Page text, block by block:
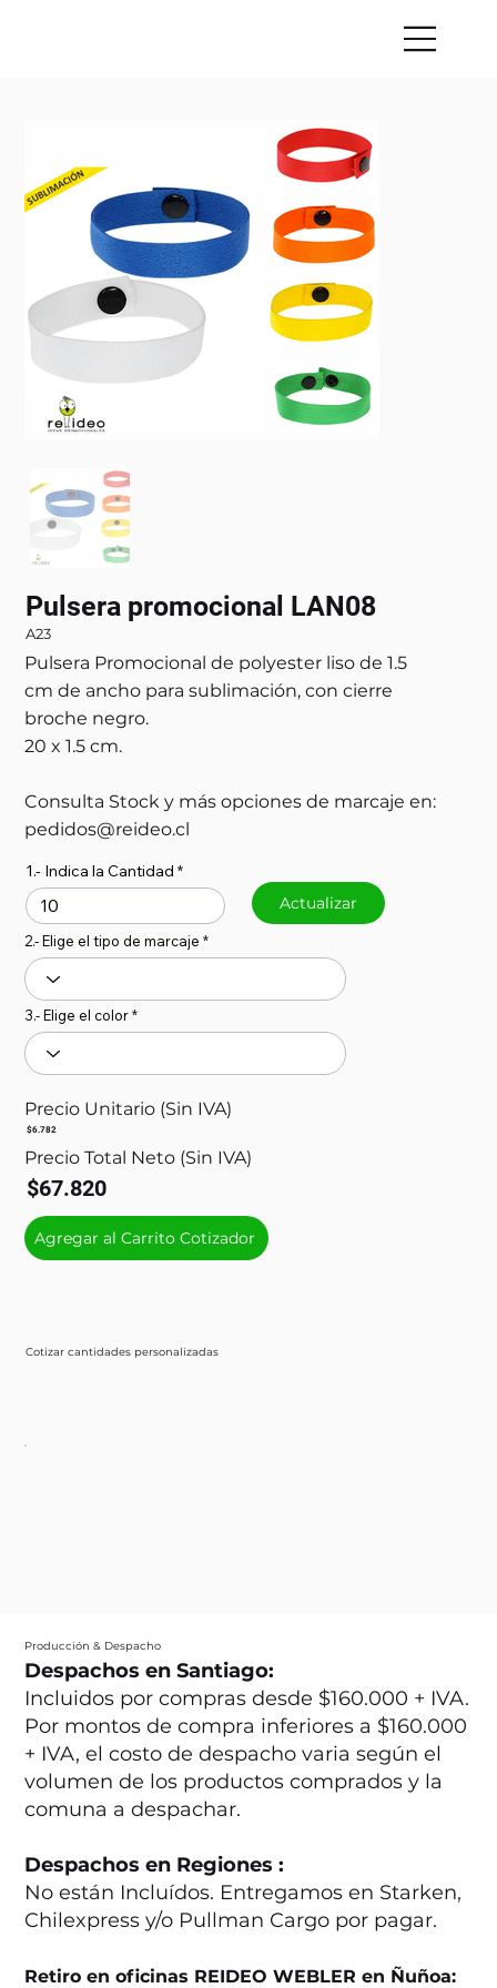
Pulsera promocional LAN08
A23
Pulsera Promocional de polyester liso de 1.5
cm de ancho para sublimación, con cierre
broche negro.
20 x 1.5 cm.
Consulta Stock y más opciones de marcaje en:
pedidos@reideo.cl
Cotizar cantidades personalizadas
1.- Indica la Cantidad
Actualizar
2.- Elige el tipo de marcaje
3.- Elige el color
Precio Unitario (Sin IVA)
$6.782
Precio Total Neto (Sin IVA)
$67.820
Agregar al Carrito Cotizador
Producción & Despacho
Despachos en Santiago:
Incluidos por compras desde $160.000 + IVA.
Por montos de compra inferiores a $160.000
+ IVA, el costo de despacho varia según el
volumen de los productos comprados y la
comuna a despachar.
Despachos en Regiones :
No están Incluídos. Entregamos en Starken,
Chilexpress y/o Pullman Cargo por pagar.
Retiro en oficinas REIDEO WEBLER en Ñuñoa: